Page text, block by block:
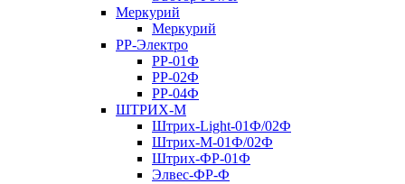
Меркурий
Меркурий
РР-Электро
РР-01Ф
РР-02Ф
РР-04Ф
ШТРИХ-М
Штрих-Light-01Ф/02Ф
Штрих-М-01Ф/02Ф
Штрих-ФР-01Ф
Элвес-ФР-Ф